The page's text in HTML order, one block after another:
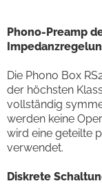
Phono-Preamp
Die Phono Box
der höchsten
vollständig
werden keine
wird eine geteilte
verwendet.
Diskrete